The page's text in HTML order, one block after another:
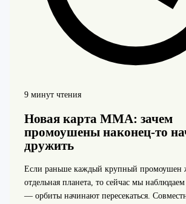
9 минут чтения
Новая карта ММА: зачем
промоушены наконец-то
дружить
Если раньше каждый крупный промоушен
отдельная планета, то сейчас мы
— орбиты начинают пересекаться.